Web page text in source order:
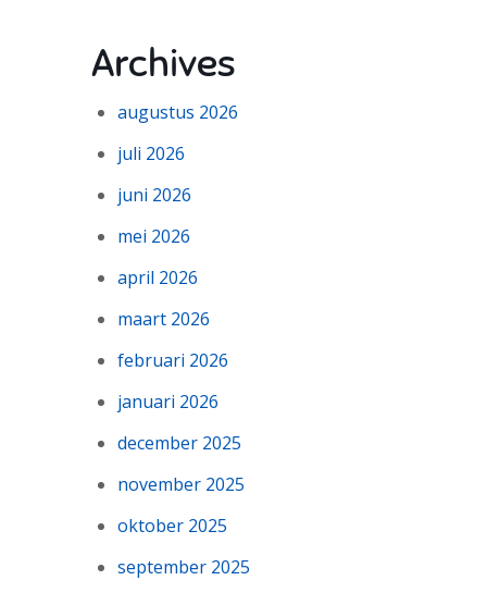
Archives
augustus 2026
juli 2026
juni 2026
mei 2026
april 2026
maart 2026
februari 2026
januari 2026
december 2025
november 2025
oktober 2025
september 2025